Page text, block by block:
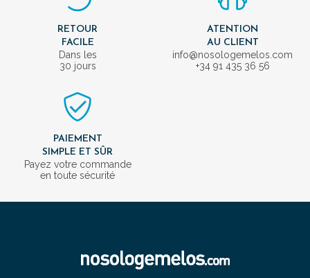
RETOUR
FACILE
Dans les
30 jours
ATENTION
AU CLIENT
info@nosologemelos.com
+34 91 435 36 56
PAIEMENT
SIMPLE ET SÛR
Payez votre commande
en toute sécurité